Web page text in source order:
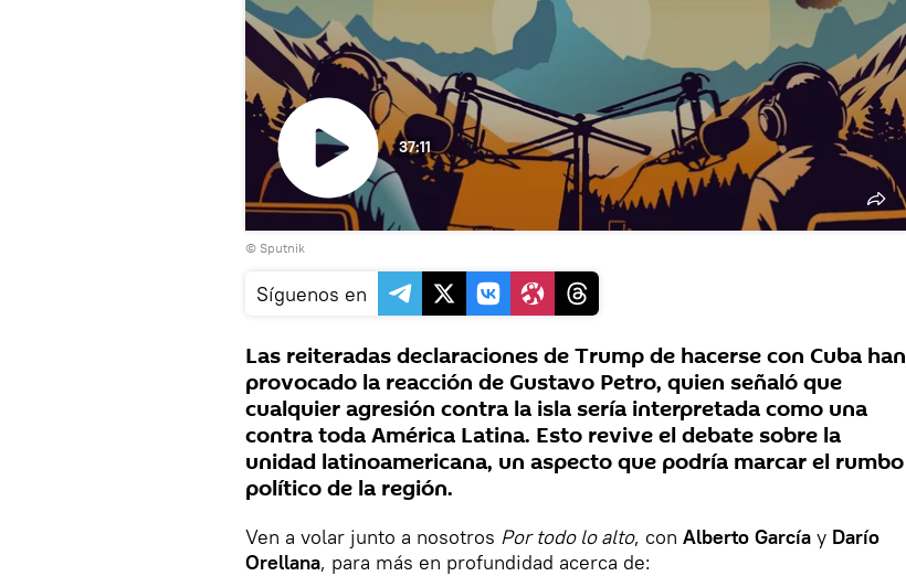
Reproducir
37:11
© Sputnik
Síguenos en
Las reiteradas declaraciones de Trump de hacerse con Cuba han
provocado la reacción de Gustavo Petro, quien señaló que
cualquier agresión contra la isla sería interpretada como una
contra toda América Latina. Esto revive el debate sobre la
unidad latinoamericana, un aspecto que podría marcar el rumbo
político de la región.
Ven a volar junto a nosotros Por todo lo alto, con Alberto García y Darío
Orellana, para más en profundidad acerca de: